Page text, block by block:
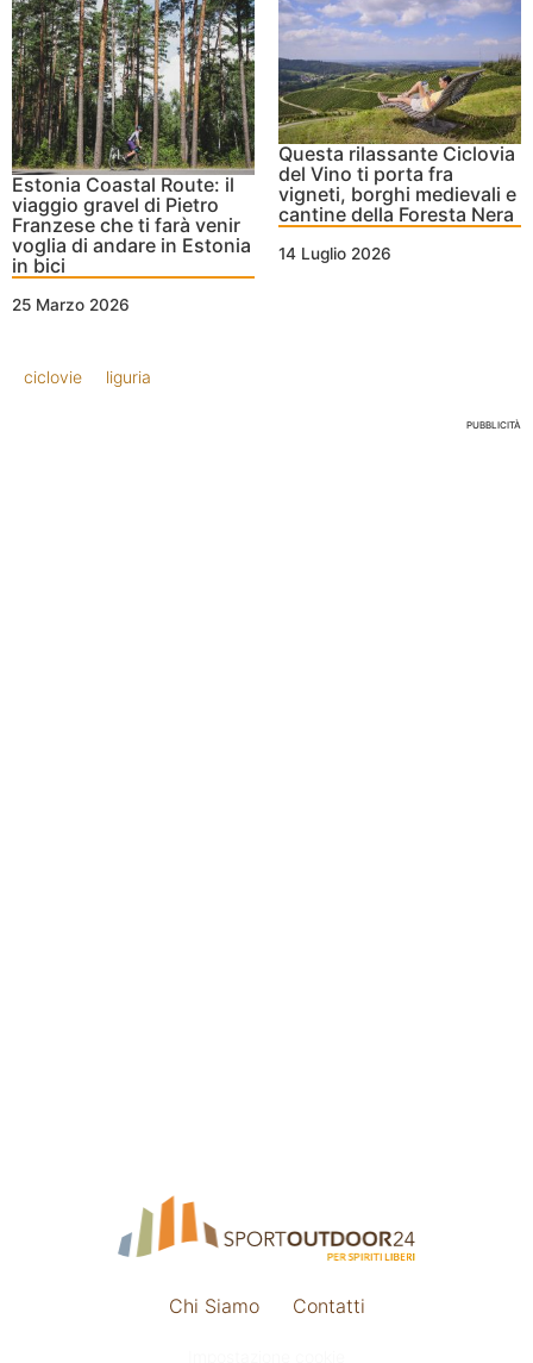
Estonia Coastal Route: il
viaggio gravel di Pietro
Franzese che ti farà venir
voglia di andare in Estonia
in bici
25 Marzo 2026
Questa rilassante Ciclovia
del Vino ti porta fra
vigneti, borghi medievali e
cantine della Foresta Nera
14 Luglio 2026
ciclovie liguria
PUBBLICITÀ
Chi Siamo Contatti